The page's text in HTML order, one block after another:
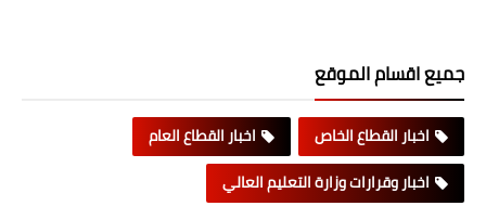
جميع اقسام الموقع
اخبار القطاع الخاص
اخبار القطاع العام
اخبار وقرارات وزارة التعليم العالي